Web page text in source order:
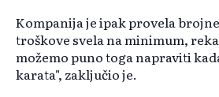
Kompanija je ipak provela
troškove svela na minimum,
možemo puno toga napraviti
karata", zaključio je.